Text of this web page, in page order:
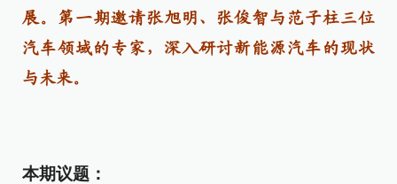
展。第一期邀请张旭明、张俊智与范子柱三位
汽车领域的专家，深入研讨新能源汽车的现状
与未来。
本期议题：